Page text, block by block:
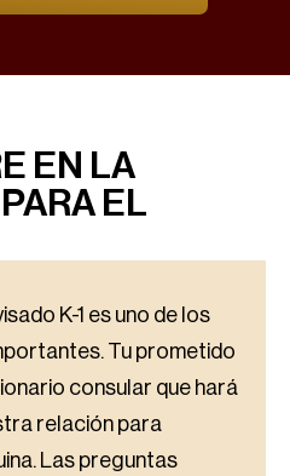
EN LA
EL
K-1 es uno de los
Tu prometido
consular que hará
relación para
Las preguntas